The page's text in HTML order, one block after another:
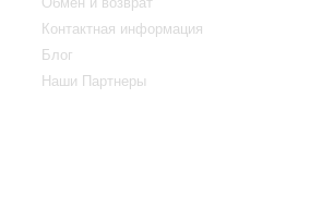
Контактная информация
Блог
Наши Партнеры